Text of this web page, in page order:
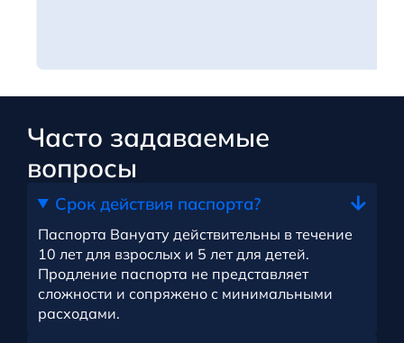
Часто задаваемые
вопросы
Срок действия паспорта?
Паспорта Вануату действительны в течение
10 лет для взрослых и 5 лет для детей.
Продление паспорта не представляет
сложности и сопряжено с минимальными
расходами.